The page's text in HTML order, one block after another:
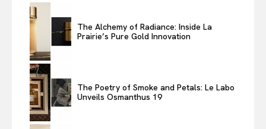
The Alchemy of Radiance: Inside La
Prairie’s Pure Gold Innovation
The Poetry of Smoke and Petals: Le Labo
Unveils Osmanthus 19